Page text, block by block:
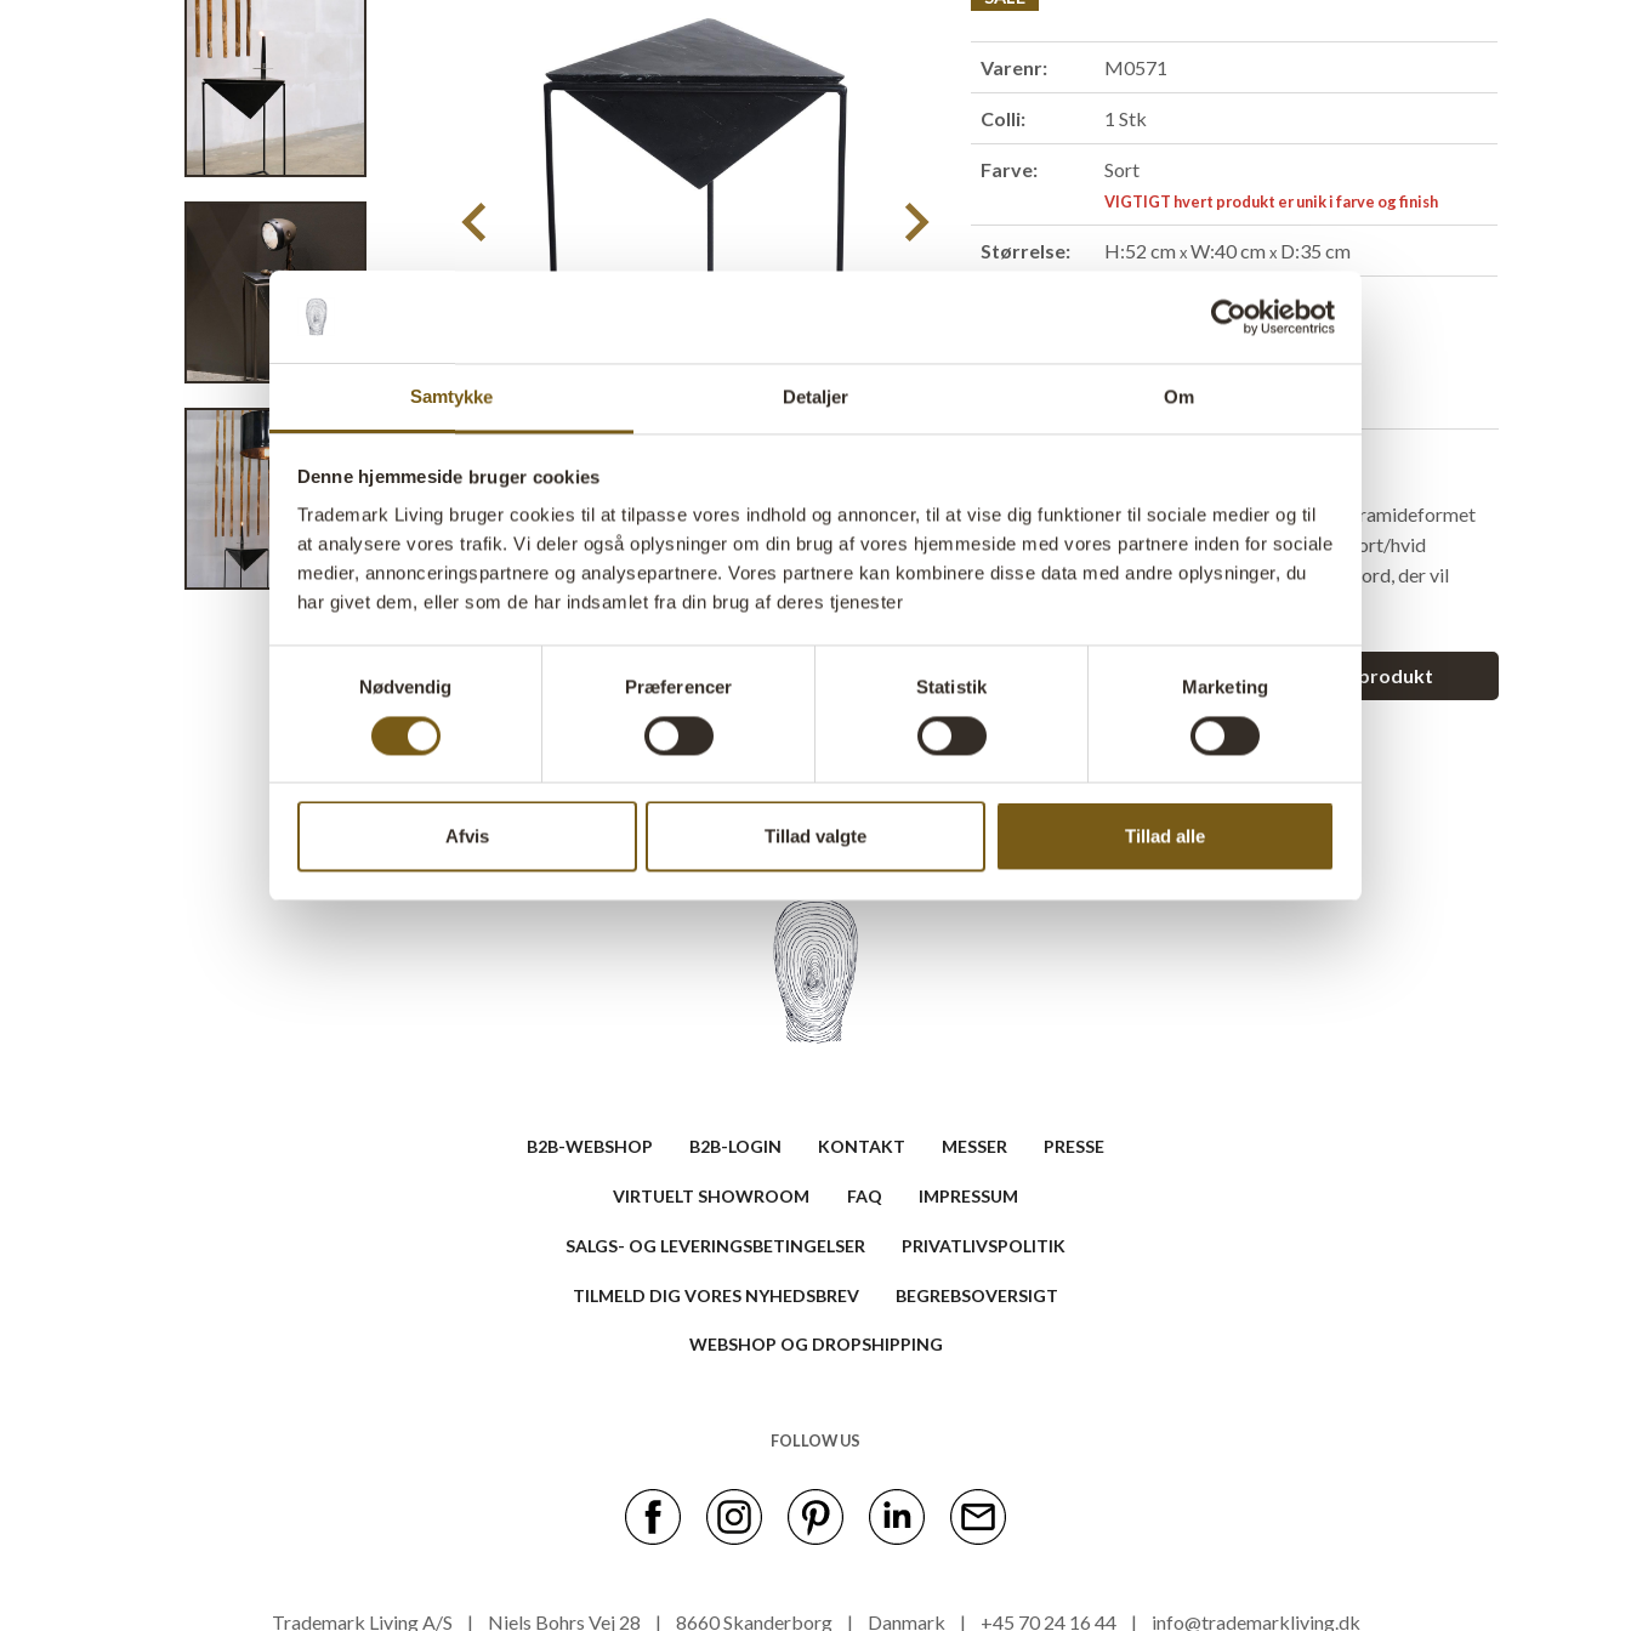
Samtykke Detaljer Om
Denne hjemmeside bruger cookies
Trademark Living bruger cookies til at tilpasse vores indhold og annoncer, til at vise dig funktioner til sociale medier og til
at analysere vores trafik. Vi deler også oplysninger om din brug af vores hjemmeside med vores partnere inden for sociale
medier, annonceringspartnere og analysepartnere. Vores partnere kan kombinere disse data med andre oplysninger, du
har givet dem, eller som de har indsamlet fra din brug af deres tjenester
Nødvendig
Præferencer Statistik Marketing
Afvis Tillad valgte Tillad alle
Varenr: M0571
Colli: 1 Stk
Farve: Sort
VIGTIGT hvert produkt er unik i farve og finish
Størrelse: H:52 cm xW:40 cm x D:35 cm
Mere info +
Slankt sidebord med et smart og anderledes pyramideformet
udseende. Stellet er i jern og pladen er lavet af sort/hvid
marmor. Et super anvendeligt og praktisk sidebord, der vil
Stil et spørgsmål vedrørende dette produkt
B2B-WEBSHOP B2B-LOGIN KONTAKT MESSER PRESSE
VIRTUELT SHOWROOM FAQ IMPRESSUM
SALGS- OG LEVERINGSBETINGELSER PRIVATLIVSPOLITIK
TILMELD DIG VORES NYHEDSBREV BEGREBSOVERSIGT
WEBSHOP OG DROPSHIPPING
FOLLOW US
Trademark Living A/S | Niels Bohrs Vej 28 | 8660 Skanderborg | Danmark | +45 70 24 16 44 | info@trademarkliving.dk